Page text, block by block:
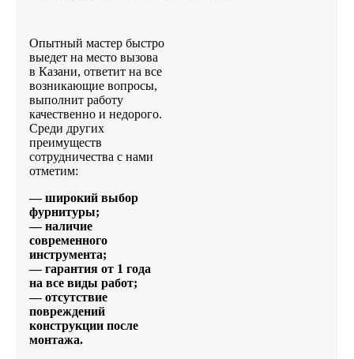
Опытный мастер быстро
выедет на место вызова
в Казани, ответит на все
возникающие вопросы,
выполнит работу
качественно и недорого.
Среди других
преимуществ
сотрудничества с нами
отметим:
— широкий выбор
фурнитуры;
— наличие
современного
инструмента;
— гарантия от 1 года
на все виды работ;
— отсутствие
повреждений
конструкции после
монтажа.